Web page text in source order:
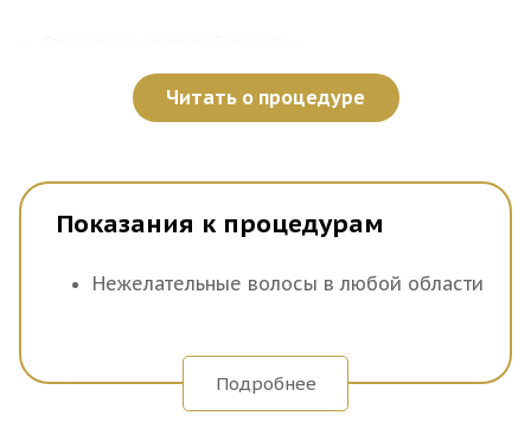
Александритовый лазер создает интенсивный
поглощает меланин.
меланина они содержат, и тем больше энергии они
Читать о процедуре
Показания к процедурам
Нежелательные волосы в любой области
Подробнее